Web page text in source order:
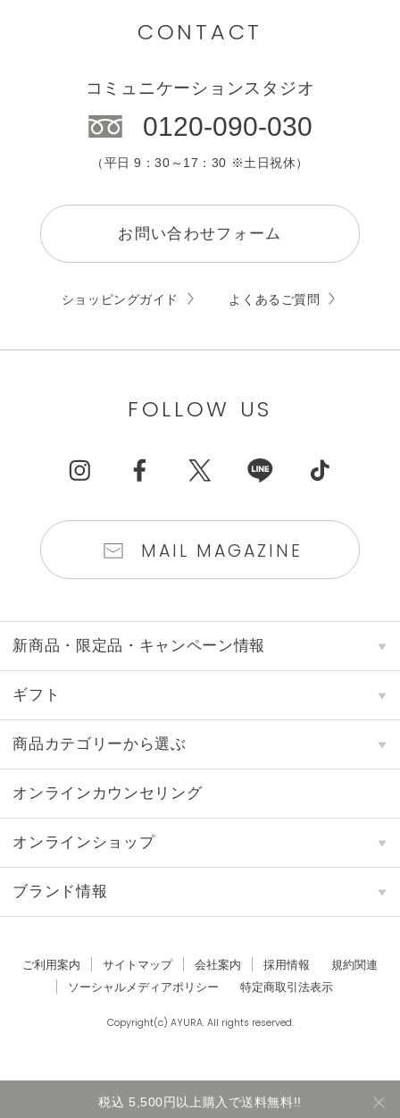
CONTACT
コミュニケーションスタジオ
0120-090-030
（平日 9：30～17：30 ※土日祝休）
お問い合わせフォーム
ショッピングガイド よくあるご質問
FOLLOW US
MAIL MAGAZINE
新商品・限定品・キャンペーン情報
ギフト
商品カテゴリーから選ぶ
オンラインカウンセリング
オンラインショップ
ブランド情報
ご利用案内 サイトマップ 会社案内 採用情報
規約関連
ソーシャルメディアポリシー
特定商取引法表示
Copyright(c) AYURA. All rights reserved.
カートに入れる
税込 5,500円以上購入で送料無料!!